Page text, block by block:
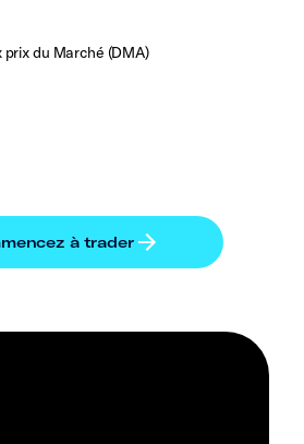
du Marché (DMA)